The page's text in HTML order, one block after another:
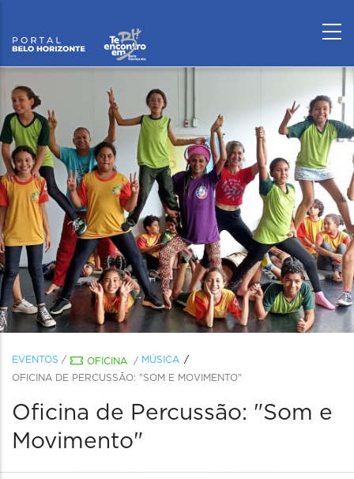
EVENTOS / OFICINA / MÚSICA
OFICINA DE PERCUSSÃO: "SOM E MOVIMENTO"
Oficina de Percussão: "Som e
Movimento"